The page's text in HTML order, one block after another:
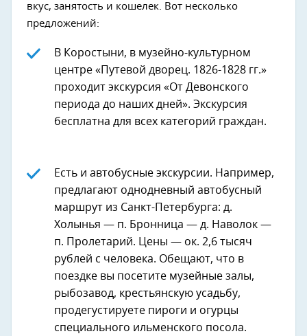
вкус, занятость и кошелек. Вот несколько
предложений:
В Коростыни, в музейно-культурном
центре «Путевой дворец. 1826-1828 гг.»
проходит экскурсия «От Девонского
периода до наших дней». Экскурсия
бесплатна для всех категорий граждан.
Есть и автобусные экскурсии. Например,
предлагают однодневный автобусный
маршрут из Санкт-Петербурга: д.
Холынья — п. Бронница — д. Наволок —
п. Пролетарий. Цены — ок. 2,6 тысяч
рублей с человека. Обещают, что в
поездке вы посетите музейные залы,
рыбозавод, крестьянскую усадьбу,
продегустируете пироги и огурцы
специального ильменского посола.